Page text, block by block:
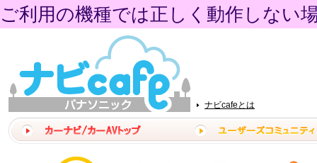
ご利用の機種では正しく動作しない
ナビcafeとは